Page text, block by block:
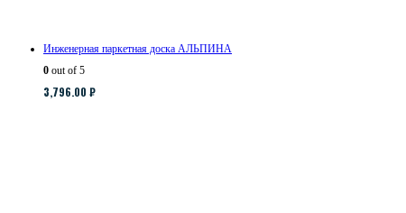
Инженерная паркетная доска АЛЬПИНА
0 out of 5
3,796.00 ₽